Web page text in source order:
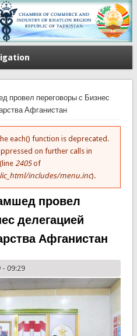
провел переговоры с Бизнес
Афганистан
each() function is deprecated.
on further calls in
2405of
includes/menu.inc).
провел
делегацией
Афганистан
09:29